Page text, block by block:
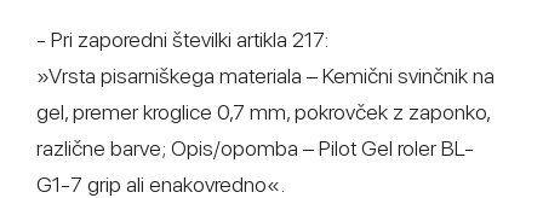
- Pri zaporedni številki artikla 217:
»Vrsta pisarniškega materiala – Kemični svinčnik na
gel, premer kroglice 0,7 mm, pokrovček z zaponko,
različne barve; Opis/opomba – Pilot Gel roler BL-
G1-7 grip ali enakovredno«.